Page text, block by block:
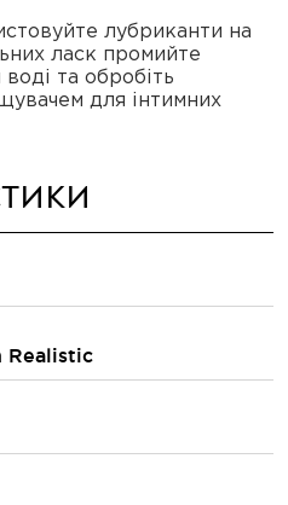
лубриканти на
ласк промийте
та обробіть
для інтимних
Realistic